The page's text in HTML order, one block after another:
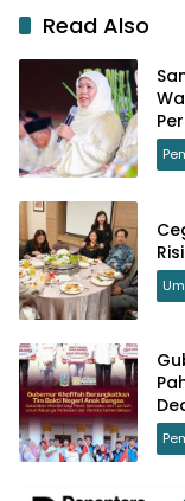
Read Also